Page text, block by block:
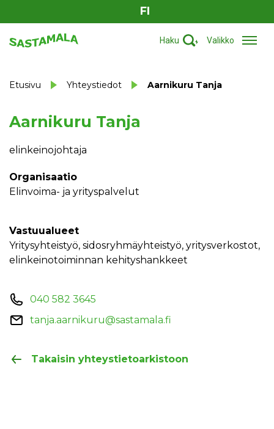
FI
Haku Valikko
Etusivu Yhteystiedot Aarnikuru Tanja
Aarnikuru Tanja
elinkeinojohtaja
Organisaatio
Elinvoima- ja yrityspalvelut
Vastuualueet
yritysyhteistyö, sidosryhmäyhteistyö, yritysverkostot,
elinkeinotoiminnan kehityshankkeet
040 582 3645
tanja.aarnikuru@sastamala.fi
Takaisin yhteystietoarkistoon